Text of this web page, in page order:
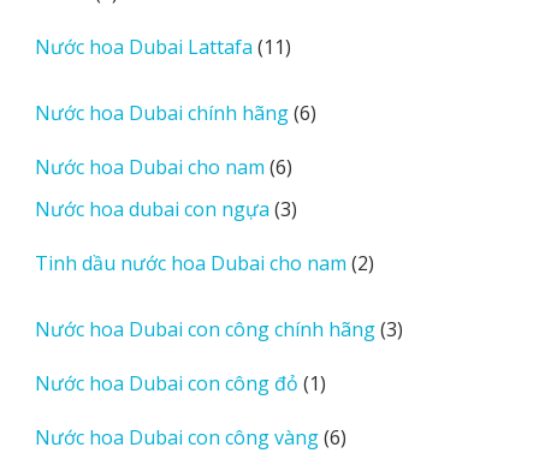
phẩm
Nước hoa Dubai Lattafa 1111
phẩm
Nước hoa Dubai chính hãng 66
Nước hoa Dubai cho nam 66
sản
phẩm
Nước hoa dubai con ngựa 33
phẩm
Tinh dầu nước hoa Dubai cho nam 22
phẩm
Nước hoa Dubai con công chính hãng 33
Nước hoa Dubai con công đỏ 11
phẩm
Nước hoa Dubai con công vàng 66